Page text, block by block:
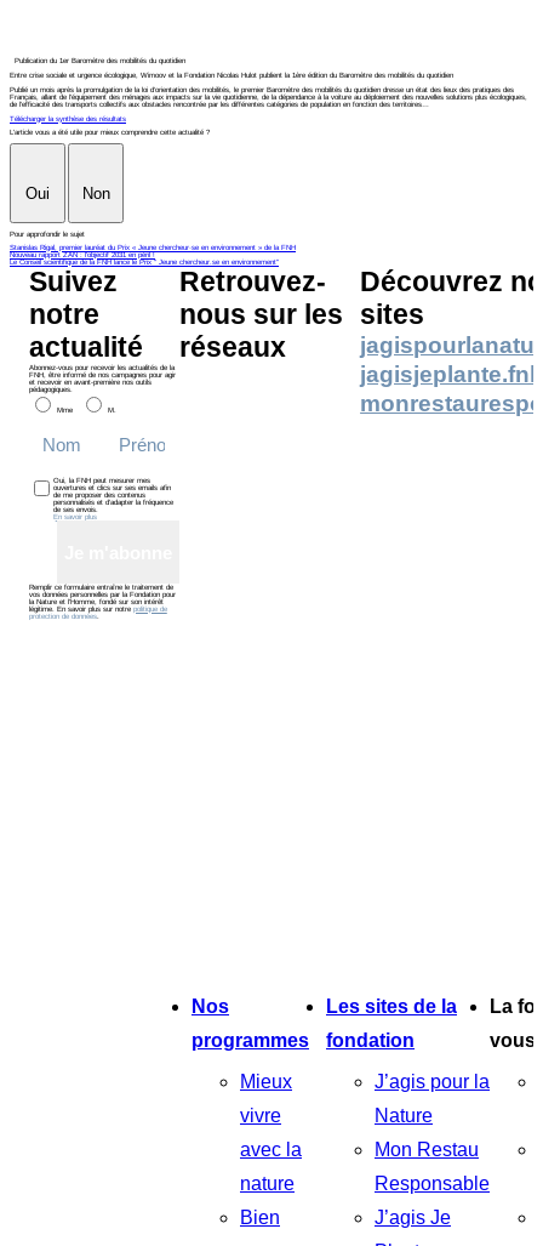
Publication du 1er Baromètre des mobilités du quotidien
Entre crise sociale et urgence écologique, Wimoov et la Fondation Nicolas Hulot publient la 1ère édition du Baromètre des mobilités du quotidien
Publié un mois après la promulgation de la loi d’orientation des mobilités, le premier Baromètre des mobilités du quotidien dresse un état des lieux des pratiques des
Français, allant de l’équipement des ménages aux impacts sur la vie quotidienne, de la dépendance à la voiture au déploiement des nouvelles solutions plus écologiques,
de l’efficacité des transports collectifs aux obstacles rencontrée par les différentes catégories de population en fonction des territoires…
Télécharger la synthèse des résultats
L'article vous a été utile pour mieux comprendre cette actualité ?
Oui Non
Pour approfondir le sujet
Stanislas Rigal, premier lauréat du Prix « Jeune chercheur·se en environnement » de la FNH
Nouveau rapport ZAN : l'objectif 2031 en péril !
Le Conseil scientifique de la FNH lance le Prix " Jeune chercheur.se en environnement"
Suivez
notre
actualité
Abonnez-vous pour recevoir les actualités de la
FNH, être informé de nos campagnes pour agir
et recevoir en avant-première nos outils
pédagogiques.
Mme M.
Oui, la FNH peut mesurer mes
ouvertures et clics sur ses emails afin
de me proposer des contenus
personnalisés et d’adapter la fréquence
de ses envois.
En savoir plus
Remplir ce formulaire entraîne le traitement de
vos données personnelles par la Fondation pour
la Nature et l’Homme, fondé sur son intérêt
légitime. En savoir plus sur notre politique de
protection de données.
Retrouvez-
nous sur les
réseaux
Découvrez
sites
Nos
programmes
Mieux
vivre
avec la
nature
Bien
Les sites de la
fondation
J’agis pour la
Nature
Mon Restau
Responsable
J’agis Je
La
vous